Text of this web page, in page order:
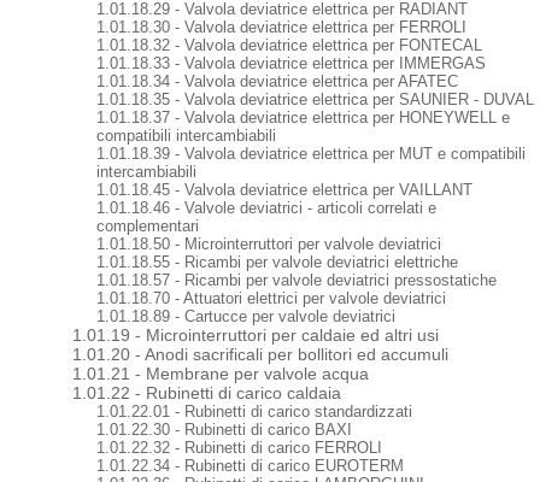
1.01.18.29 - Valvola deviatrice elettrica per RADIANT
1.01.18.30 - Valvola deviatrice elettrica per FERROLI
1.01.18.32 - Valvola deviatrice elettrica per FONTECAL
1.01.18.33 - Valvola deviatrice elettrica per IMMERGAS
1.01.18.34 - Valvola deviatrice elettrica per AFATEC
1.01.18.35 - Valvola deviatrice elettrica per SAUNIER - DUVAL
1.01.18.37 - Valvola deviatrice elettrica per HONEYWELL e
compatibili intercambiabili
1.01.18.39 - Valvola deviatrice elettrica per MUT e compatibili
intercambiabili
1.01.18.45 - Valvola deviatrice elettrica per VAILLANT
1.01.18.46 - Valvole deviatrici - articoli correlati e
complementari
1.01.18.50 - Microinterruttori per valvole deviatrici
1.01.18.55 - Ricambi per valvole deviatrici elettriche
1.01.18.57 - Ricambi per valvole deviatrici pressostatiche
1.01.18.70 - Attuatori elettrici per valvole deviatrici
1.01.18.89 - Cartucce per valvole deviatrici
1.01.19 - Microinterruttori per caldaie ed altri usi
1.01.20 - Anodi sacrificali per bollitori ed accumuli
1.01.21 - Membrane per valvole acqua
1.01.22 - Rubinetti di carico caldaia
1.01.22.01 - Rubinetti di carico standardizzati
1.01.22.30 - Rubinetti di carico BAXI
1.01.22.32 - Rubinetti di carico FERROLI
1.01.22.34 - Rubinetti di carico EUROTERM